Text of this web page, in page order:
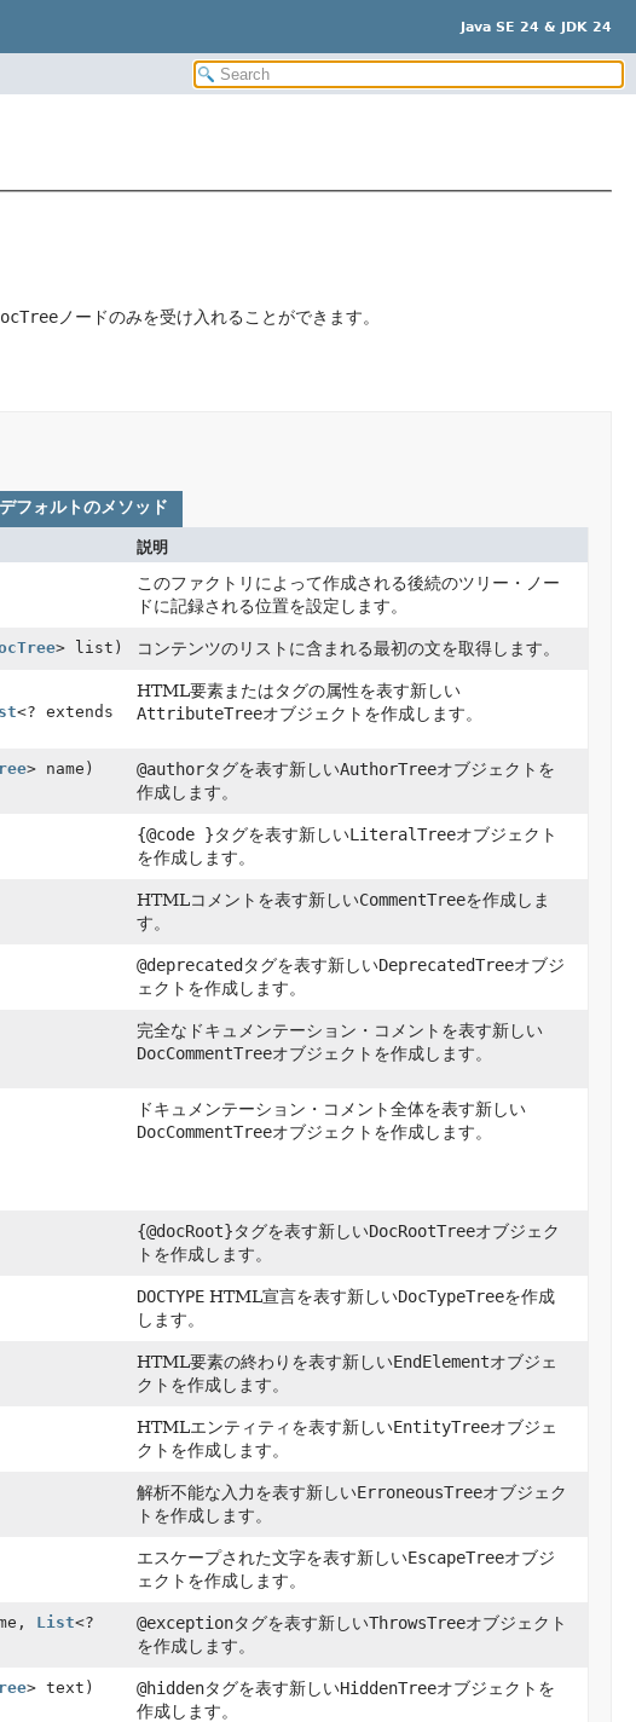
Java SE 24 & JDK 24
ノードのみを受け入れることができます。
デフォルトのメソッド
説明
このファクトリによって作成される後続のツリー・ノー
ドに記録される位置を設定します。
> list) コンテンツのリストに含まれる最初の文を取得します。
<? extends
HTML要素またはタグの属性を表す新しい
AttributeTreeオブジェクトを作成します。
> name) @authorタグを表す新しいAuthorTreeオブジェクトを
作成します。
{@code }タグを表す新しいLiteralTreeオブジェクト
を作成します。
HTMLコメントを表す新しいCommentTreeを作成しま
す。
@deprecated タグを表す新しいDeprecatedTreeオブジ
ェクトを作成します。
完全なドキュメンテーション・コメントを表す新しい
DocCommentTreeオブジェクトを作成します。
ドキュメンテーション・コメント全体を表す新しい
DocCommentTreeオブジェクトを作成します。
{@docRoot}タグを表す新しいDocRootTreeオブジェク
トを作成します。
DOCTYPE HTML宣言を表す新しいDocTypeTreeを作成
します。
HTML要素の終わりを表す新しいEndElementオブジェ
クトを作成します。
HTMLエンティティを表す新しいEntityTreeオブジェ
クトを作成します。
解析不能な入力を表す新しいErroneousTreeオブジェク
トを作成します。
エスケープされた文字を表す新しいEscapeTreeオブジ
ェクトを作成します。
List<?
@exceptionタグを表す新しいThrowsTreeオブジェクト
を作成します。
> text) @hiddenタグを表す新しいHiddenTreeオブジェクトを
作成します。